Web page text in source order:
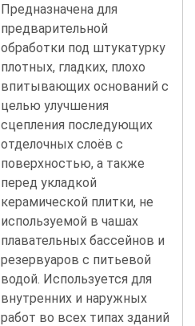
Предназначена для
предварительной
обработки под штукатурку
плотных, гладких, плохо
впитывающих оснований с
целью улучшения
сцепления последующих
отделочных слоёв с
поверхностью, а также
перед укладкой
керамической плитки, не
используемой в чашах
плавательных бассейнов и
резервуаров с питьевой
водой. Используется для
внутренних и наружных
работ во всех типах зданий